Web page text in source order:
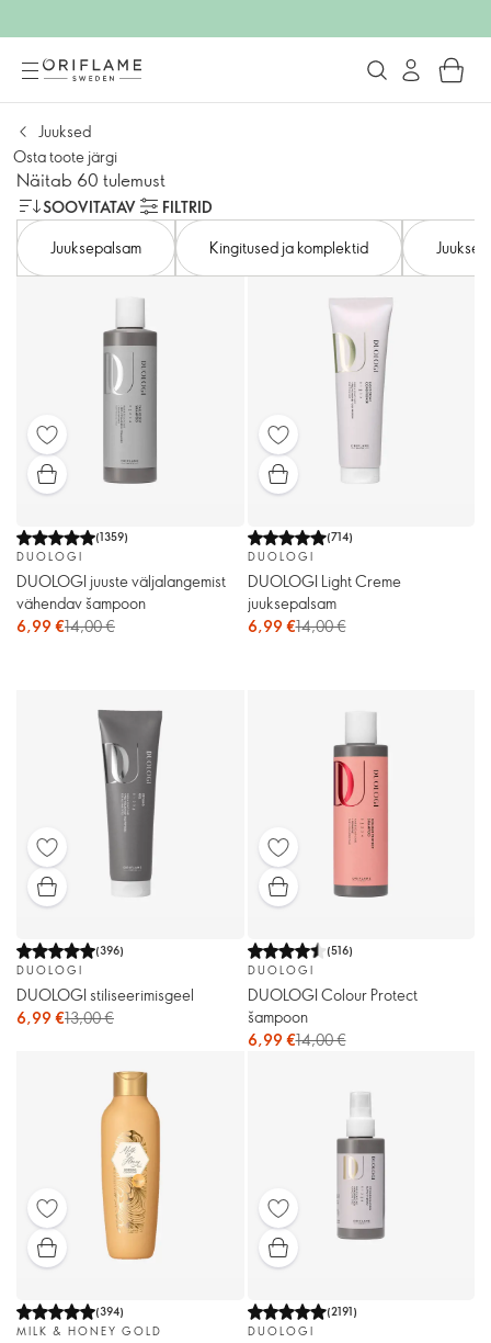
Juuksed
Osta toote järgi
Näitab 60 tulemust
SOOVITATAV
FILTRID
Juuksepalsam
Kingitused ja komplektid
(1359)
DUOLOGI
DUOLOGI juuste väljalangemist
vähendav šampoon
6,99 €14,00 €
(714)
DUOLOGI
DUOLOGI Light Creme
juuksepalsam
6,99 €14,00 €
(396)
DUOLOGI
DUOLOGI stiliseerimisgeel
6,99 €13,00 €
(516)
DUOLOGI
DUOLOGI Colour Protect
šampoon
6,99 €14,00 €
(394)
MILK & HONEY GOLD
(2191)
DUOLOGI